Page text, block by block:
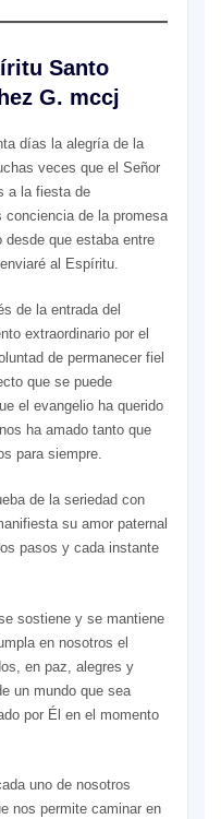
Santo
G. mccj
días la alegría de la
veces que el Señor
a la fiesta de
de la promesa
que estaba entre
al Espíritu.
de la entrada del
extraordinario por el
de permanecer fiel
que se puede
el evangelio ha querido
ha amado tanto que
para siempre.
de la seriedad con
su amor paternal
pasos y cada instante
sostiene y se mantiene
en nosotros el
en paz, alegres y
un mundo que sea
por Él en el momento
uno de nosotros
nos permite caminar en